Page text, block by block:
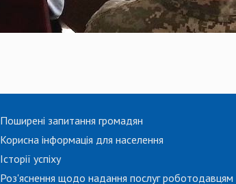
Поширені запитання громадян
Корисна інформація для населення
Історії успіху
Роз'яснення щодо надання послуг роботодавцям